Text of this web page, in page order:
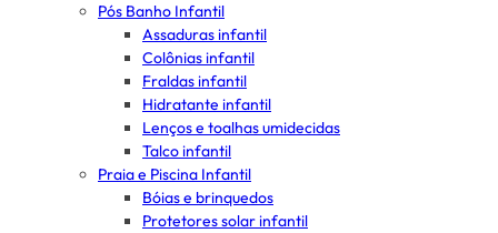
Pós Banho Infantil
Assaduras infantil
Colônias infantil
Fraldas infantil
Hidratante infantil
Lenços e toalhas umidecidas
Talco infantil
Praia e Piscina Infantil
Bóias e brinquedos
Protetores solar infantil